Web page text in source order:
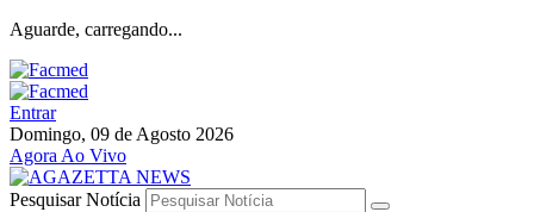
Aguarde, carregando...
Entrar
Domingo, 09 de Agosto 2026
Agora Ao Vivo
Pesquisar Notícia